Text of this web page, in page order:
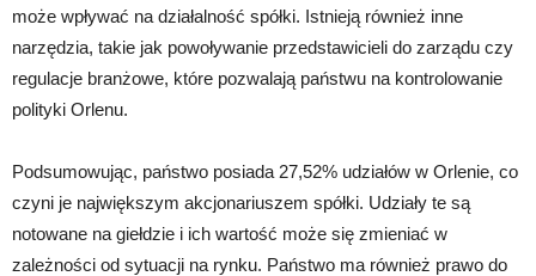
może wpływać na działalność spółki. Istnieją również inne
narzędzia, takie jak powoływanie przedstawicieli do zarządu czy
regulacje branżowe, które pozwalają państwu na kontrolowanie
polityki Orlenu.
Podsumowując, państwo posiada 27,52% udziałów w Orlenie, co
czyni je największym akcjonariuszem spółki. Udziały te są
notowane na giełdzie i ich wartość może się zmieniać w
zależności od sytuacji na rynku. Państwo ma również prawo do